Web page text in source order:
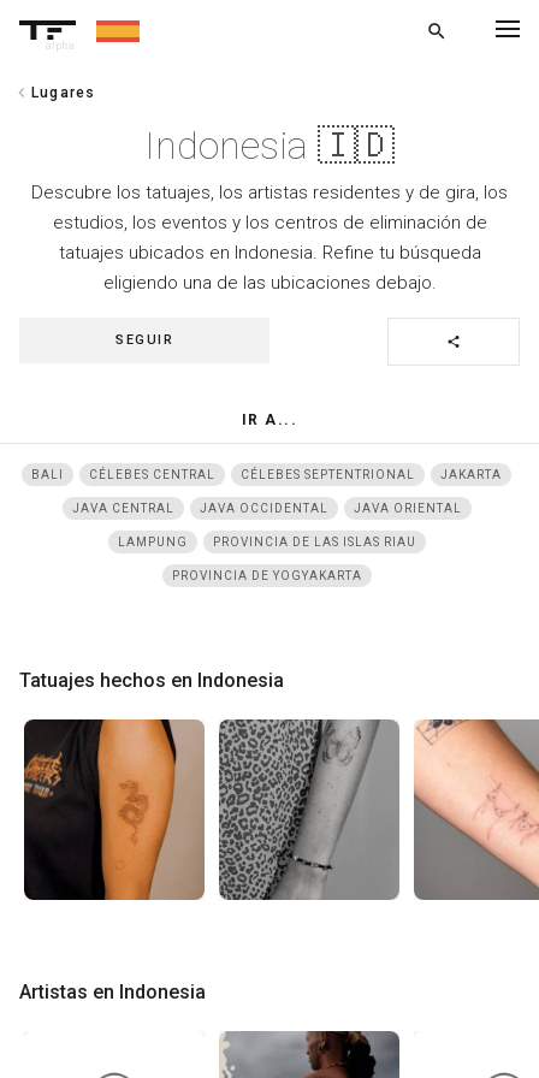
alpha
search
chevron_left Lugares
Indonesia 🇮🇩
Descubre los tatuajes, los artistas residentes y de gira, los
estudios, los eventos y los centros de eliminación de
tatuajes ubicados en Indonesia. Refine tu búsqueda
eligiendo una de las ubicaciones debajo.
share
SEGUIR
IR A...
BALI CÉLEBES CENTRAL CÉLEBES SEPTENTRIONAL JAKARTA
JAVA CENTRAL JAVA OCCIDENTAL JAVA ORIENTAL
LAMPUNG PROVINCIA DE LAS ISLAS RIAU
PROVINCIA DE YOGYAKARTA
Tatuajes hechos en Indonesia
Artistas en Indonesia